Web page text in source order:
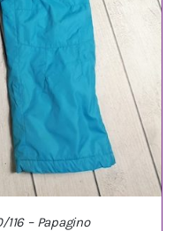
116 – Papagino